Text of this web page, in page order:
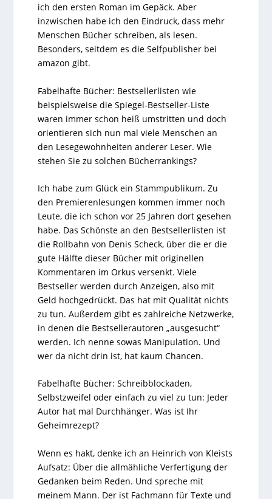
ich den ersten Roman im Gepäck. Aber
inzwischen habe ich den Eindruck, dass mehr
Menschen Bücher schreiben, als lesen.
Besonders, seitdem es die Selfpublisher bei
amazon gibt.
Fabelhafte Bücher: Bestsellerlisten wie
beispielsweise die Spiegel-Bestseller-Liste
waren immer schon heiß umstritten und doch
orientieren sich nun mal viele Menschen an
den Lesegewohnheiten anderer Leser. Wie
stehen Sie zu solchen Bücherrankings?
Ich habe zum Glück ein Stammpublikum. Zu
den Premierenlesungen kommen immer noch
Leute, die ich schon vor 25 Jahren dort gesehen
habe. Das Schönste an den Bestsellerlisten ist
die Rollbahn von Denis Scheck, über die er die
gute Hälfte dieser Bücher mit originellen
Kommentaren im Orkus versenkt. Viele
Bestseller werden durch Anzeigen, also mit
Geld hochgedrückt. Das hat mit Qualität nichts
zu tun. Außerdem gibt es zahlreiche Netzwerke,
in denen die Bestsellerautoren „ausgesucht“
werden. Ich nenne sowas Manipulation. Und
wer da nicht drin ist, hat kaum Chancen.
Fabelhafte Bücher: Schreibblockaden,
Selbstzweifel oder einfach zu viel zu tun: Jeder
Autor hat mal Durchhänger. Was ist Ihr
Geheimrezept?
Wenn es hakt, denke ich an Heinrich von Kleists
Aufsatz: Über die allmähliche Verfertigung der
Gedanken beim Reden. Und spreche mit
meinem Mann. Der ist Fachmann für Texte und